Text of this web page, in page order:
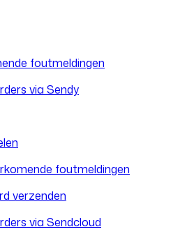
foutmeldingen
via Sendy
foutmeldingen
verzenden
via Sendcloud